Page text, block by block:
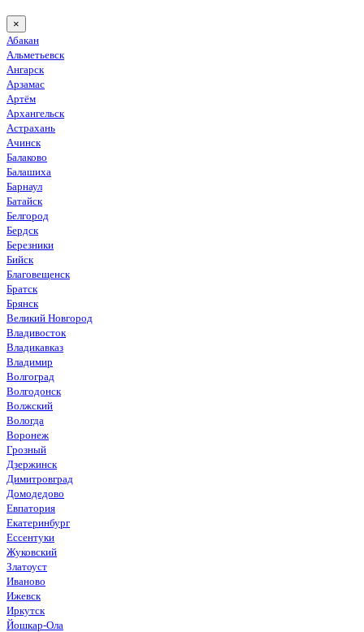
×
Абакан
Альметьевск
Ангарск
Арзамас
Артём
Архангельск
Астрахань
Ачинск
Балаково
Балашиха
Барнаул
Батайск
Белгород
Бердск
Березники
Бийск
Благовещенск
Братск
Брянск
Великий Новгород
Владивосток
Владикавказ
Владимир
Волгоград
Волгодонск
Волжский
Вологда
Воронеж
Грозный
Дзержинск
Димитровград
Домодедово
Евпатория
Екатеринбург
Ессентуки
Жуковский
Златоуст
Иваново
Ижевск
Иркутск
Йошкар-Ола